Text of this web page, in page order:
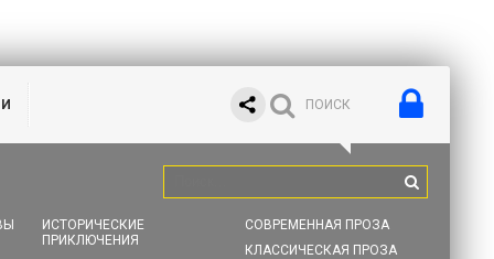
ИСТОРИЧЕСКИЕ
ПРИКЛЮЧЕНИЯ
СОВРЕМЕННАЯ ПРОЗА
КЛАССИЧЕСКАЯ ПРОЗА